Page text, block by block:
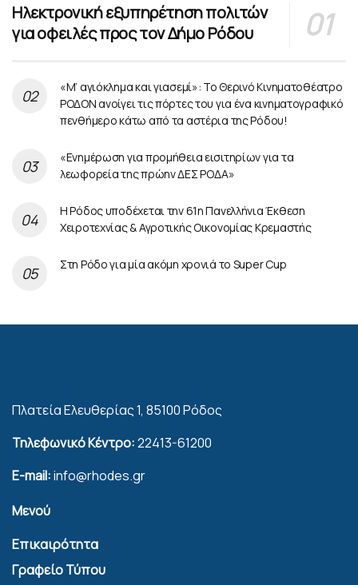
Ηλεκτρονική εξυπηρέτηση πολιτών
για οφειλές προς τον Δήμο Ρόδου
«Μ’ αγιόκλημα και γιασεμί»: Το Θερινό Κινηματοθέατρο
ΡΟΔΟΝ ανοίγει τις πόρτες του για ένα κινηματογραφικό
πενθήμερο κάτω από τα αστέρια της Ρόδου!
«Ενημέρωση για προμήθεια εισιτηρίων για τα
λεωφορεία της πρώην ΔΕΣ ΡΟΔΑ»
Η Ρόδος υποδέχεται την 61η Πανελλήνια Έκθεση
Χειροτεχνίας & Αγροτικής Οικονομίας Κρεμαστής
Στη Ρόδο για μία ακόμη χρονιά το Super Cup
Πλατεία Ελευθερίας 1, 85100 Ρόδος
Τηλεφωνικό Κέντρο:22413-61200
E-mail:info@rhodes.gr
Μενού
Επικαιρότητα
Γραφείο Τύπου